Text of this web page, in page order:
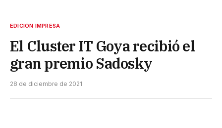
EDICIÓN IMPRESA
El Cluster IT Goya recibió el
gran premio Sadosky
28 de diciembre de 2021